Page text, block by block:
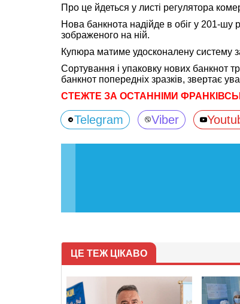
Про це йдеться у листі регулятора
Нова банкнота надійде в обіг у 201-
зображеного на ній.
Купюра матиме удосконалену систему
Сортування і упаковку нових банкнот
банкнот попередніх зразків, звертає
СТЕЖТЕ ЗА ОСТАННІМИ
Telegram Viber
ЦЕ ТЕЖ ЦІКАВО